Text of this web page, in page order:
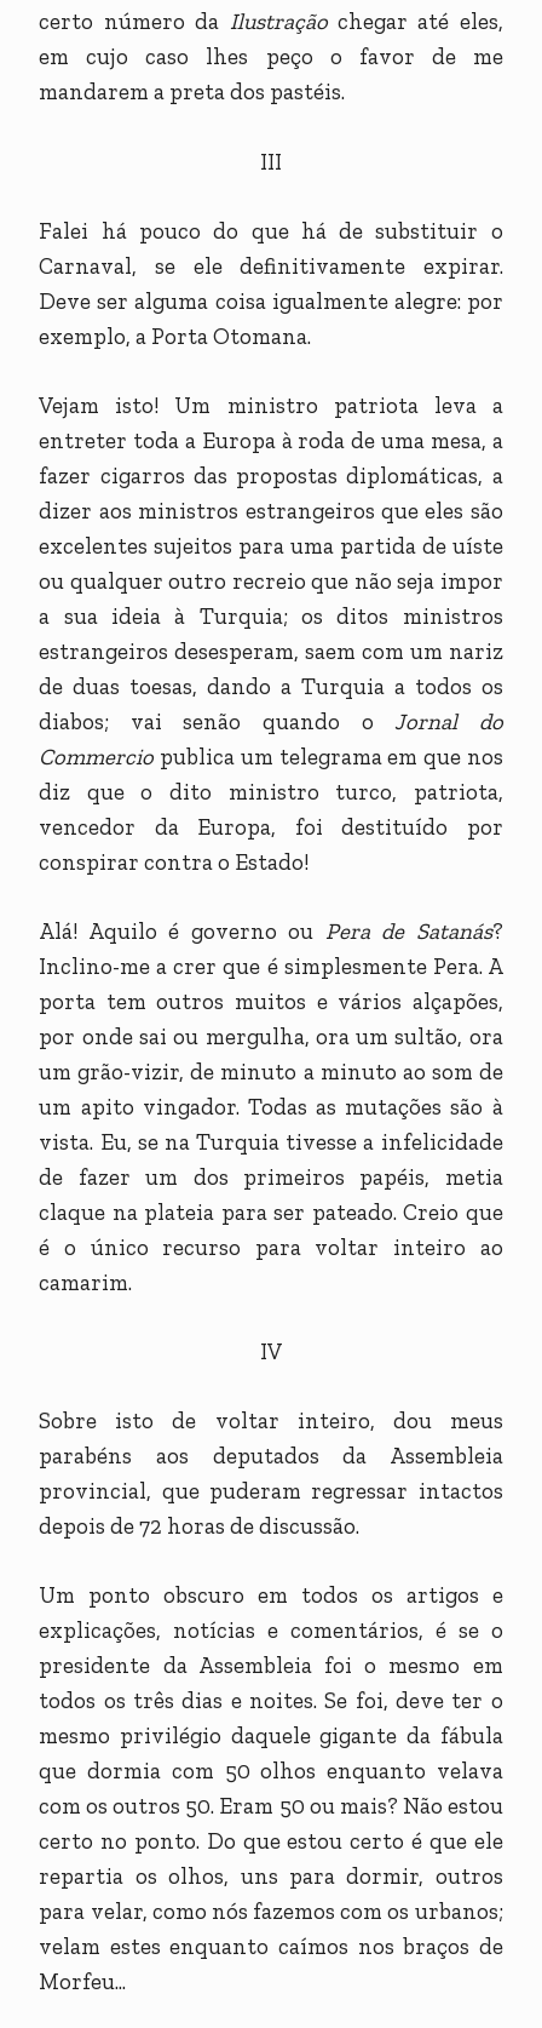
certo número da Ilustraçãochegar até eles,
em cujo caso lhes peço o favor de me
mandarem a preta dos pastéis.
III
Falei há pouco do que há de substituir o
Carnaval, se ele definitivamente expirar.
Deve ser alguma coisa igualmente alegre: por
exemplo, a Porta Otomana.
Vejam isto! Um ministro patriota leva a
entreter toda a Europa à roda de uma mesa, a
fazer cigarros das propostas diplomáticas, a
dizer aos ministros estrangeiros que eles são
excelentes sujeitos para uma partida de uíste
ou qualquer outro recreio que não seja impor
a sua ideia à Turquia; os ditos ministros
estrangeiros desesperam, saem com um nariz
de duas toesas, dando a Turquia a todos os
diabos; vai senão quando o Jornal do
Commercio publica um telegrama em que nos
diz que o dito ministro turco, patriota,
vencedor da Europa, foi destituído por
conspirar contra o Estado!
Alá! Aquilo é governo ou Pera de Satanás?
Inclino-me a crer que é simplesmente Pera. A
porta tem outros muitos e vários alçapões,
por onde sai ou mergulha, ora um sultão, ora
um grão-vizir, de minuto a minuto ao som de
um apito vingador. Todas as mutações são à
vista. Eu, se na Turquia tivesse a infelicidade
de fazer um dos primeiros papéis, metia
claque na plateia para ser pateado. Creio que
é o único recurso para voltar inteiro ao
camarim.
IV
Sobre isto de voltar inteiro, dou meus
parabéns aos deputados da Assembleia
provincial, que puderam regressar intactos
depois de 72 horas de discussão.
Um ponto obscuro em todos os artigos e
explicações, notícias e comentários, é se o
presidente da Assembleia foi o mesmo em
todos os três dias e noites. Se foi, deve ter o
mesmo privilégio daquele gigante da fábula
que dormia com 50 olhos enquanto velava
com os outros 50. Eram 50 ou mais? Não estou
certo no ponto. Do que estou certo é que ele
repartia os olhos, uns para dormir, outros
para velar, como nós fazemos com os urbanos;
velam estes enquanto caímos nos braços de
Morfeu...